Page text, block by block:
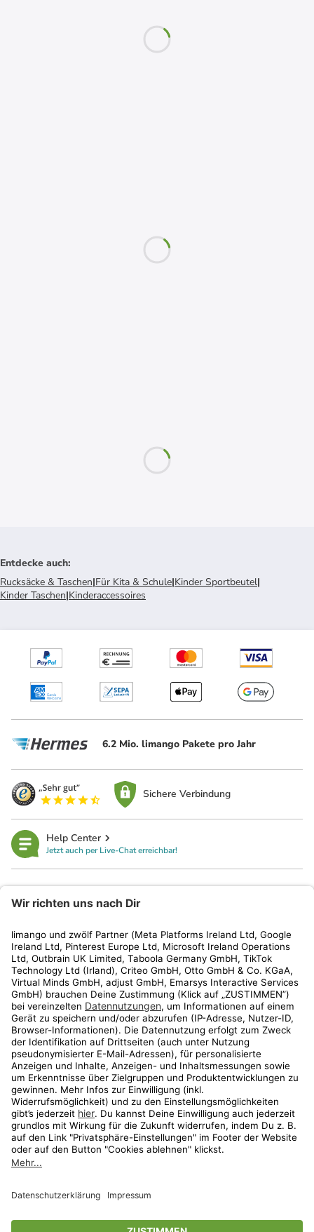
Entdecke auch:
Rucksäcke & Taschen|Für Kita & Schule|Kinder Sportbeutel|
Kinder Taschen|Kinderaccessoires
6.2 Mio. limango Pakete pro Jahr
Sichere Verbindung
Help Center
Jetzt auch per Live-Chat erreichbar!
Kundenservice
Shop
Aktionen
Travel